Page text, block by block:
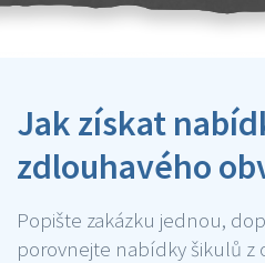
Jak získat
zdlouhavého
Popište zakázku jednou,
porovnejte nabídky šikulů z